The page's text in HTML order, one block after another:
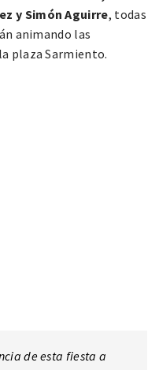
y Simón Aguirre, todas
animando las
plaza Sarmiento.
de esta fiesta a